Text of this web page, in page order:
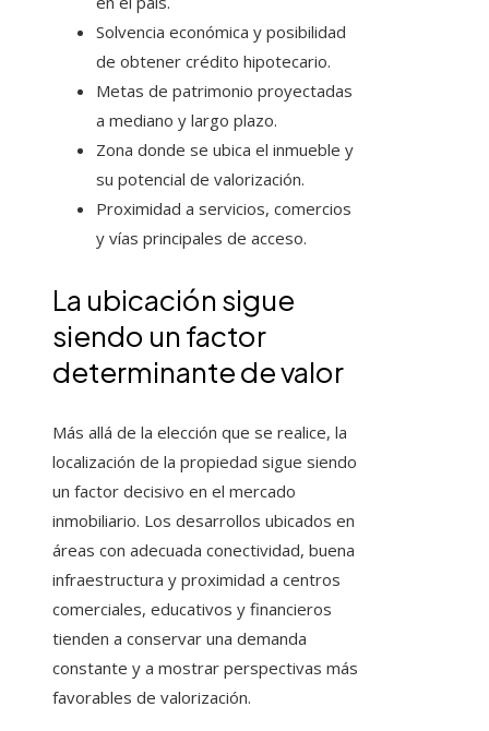
Solvencia económica y posibilidad
de obtener crédito hipotecario.
Metas de patrimonio proyectadas
a mediano y largo plazo.
Zona donde se ubica el inmueble y
su potencial de valorización.
Proximidad a servicios, comercios
y vías principales de acceso.
La ubicación sigue
siendo un factor
determinante de valor
Más allá de la elección que se realice, la
localización de la propiedad sigue siendo
un factor decisivo en el mercado
inmobiliario. Los desarrollos ubicados en
áreas con adecuada conectividad, buena
infraestructura y proximidad a centros
comerciales, educativos y financieros
tienden a conservar una demanda
constante y a mostrar perspectivas más
favorables de valorización.